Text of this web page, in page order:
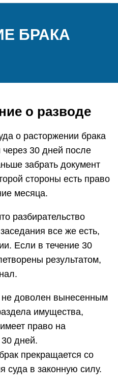
БРАКА
о разводе
о расторжении брака
30 дней после
забрать документ
стороны есть право
месяца.
разбирательство
все же есть,
Если в течение 30
результатом,
не доволен вынесенным
имущества,
право на
дней.
прекращается со
суда в законную силу.